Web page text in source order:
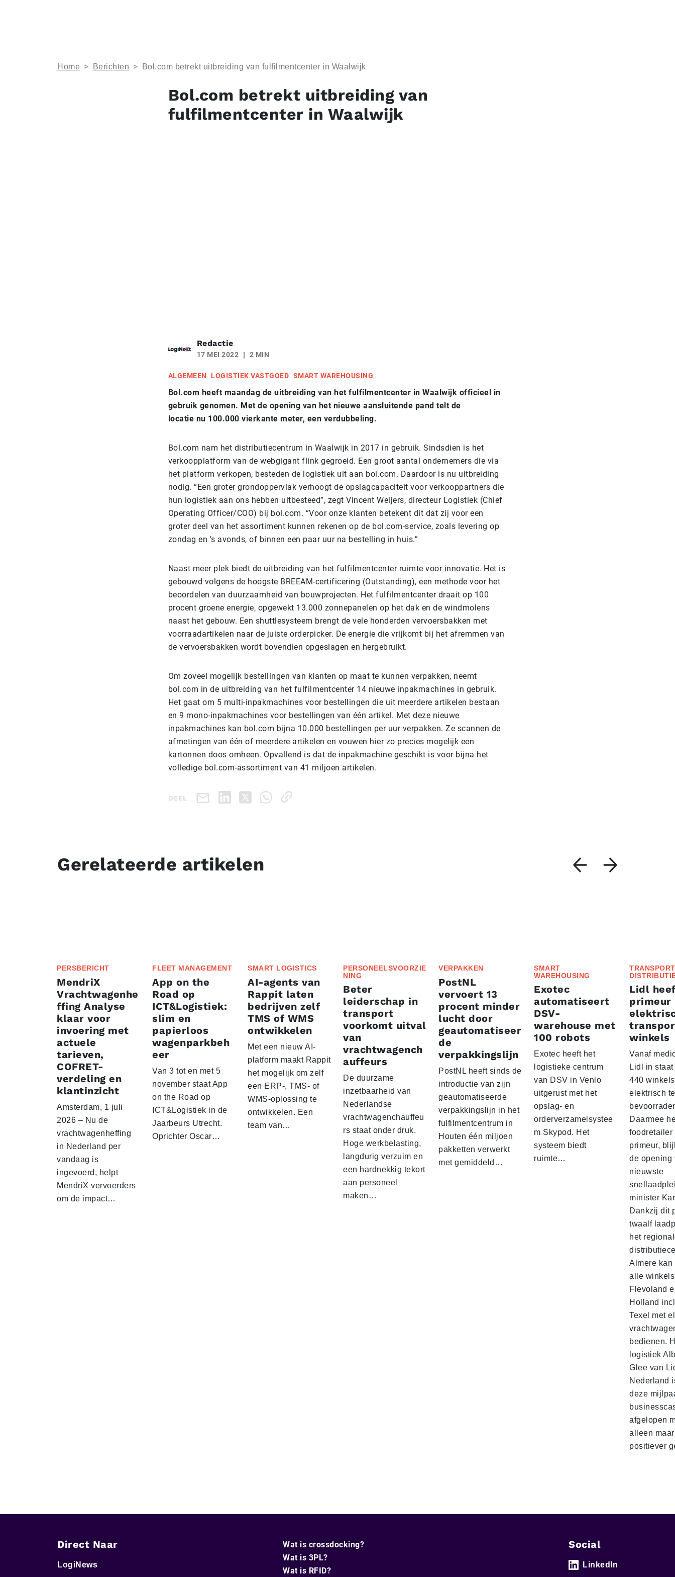
Home > Berichten > Bol.com betrekt uitbreiding van fulfilmentcenter in Waalwijk
Bol.com betrekt uitbreiding van
fulfilmentcenter in Waalwijk
Redactie
17 MEI 2022 2 MIN
ALGEMEEN LOGISTIEK VASTGOED SMART WAREHOUSING
Bol.com heeft maandag de uitbreiding van het fulfilmentcenter in Waalwijk officieel in
gebruik genomen. Met de opening van het nieuwe aansluitende pand telt de
locatie nu 100.000 vierkante meter, een verdubbeling.
Bol.com nam het distributiecentrum in Waalwijk in 2017 in gebruik. Sindsdien is het
verkoopplatform van de webgigant flink gegroeid. Een groot aantal ondernemers die via
het platform verkopen, besteden de logistiek uit aan bol.com. Daardoor is nu uitbreiding
nodig. “Een groter grondoppervlak verhoogt de opslagcapaciteit voor verkooppartners die
hun logistiek aan ons hebben uitbesteed”, zegt Vincent Weijers, directeur Logistiek (Chief
Operating Officer/COO) bij bol.com. “Voor onze klanten betekent dit dat zij voor een
groter deel van het assortiment kunnen rekenen op de bol.com-service, zoals levering op
zondag en ’s avonds, of binnen een paar uur na bestelling in huis.”
Naast meer plek biedt de uitbreiding van het fulfilmentcenter ruimte voor innovatie. Het is
gebouwd volgens de hoogste BREEAM-certificering (Outstanding), een methode voor het
beoordelen van duurzaamheid van bouwprojecten. Het fulfilmentcenter draait op 100
procent groene energie, opgewekt 13.000 zonnepanelen op het dak en de windmolens
naast het gebouw. Een shuttlesysteem brengt de vele honderden vervoersbakken met
voorraadartikelen naar de juiste orderpicker. De energie die vrijkomt bij het afremmen van
de vervoersbakken wordt bovendien opgeslagen en hergebruikt.
Om zoveel mogelijk bestellingen van klanten op maat te kunnen verpakken, neemt
bol.com in de uitbreiding van het fulfilmentcenter 14 nieuwe inpakmachines in gebruik.
Het gaat om 5 multi-inpakmachines voor bestellingen die uit meerdere artikelen bestaan
en 9 mono-inpakmachines voor bestellingen van één artikel. Met deze nieuwe
inpakmachines kan bol.com bijna 10.000 bestellingen per uur verpakken. Ze scannen de
afmetingen van één of meerdere artikelen en vouwen hier zo precies mogelijk een
kartonnen doos omheen. Opvallend is dat de inpakmachine geschikt is voor bijna het
volledige bol.com-assortiment van 41 miljoen artikelen.
DEEL
Gerelateerde artikelen
PERSBERICHT
MendriX
Vrachtwagenhe
ffing Analyse
klaar voor
invoering met
actuele
tarieven,
COFRET-
verdeling en
klantinzicht
Amsterdam, 1 juli
2026 – Nu de
vrachtwagenheffing
in Nederland per
vandaag is
ingevoerd, helpt
MendriX vervoerders
om de impact…
FLEET MANAGEMENT
App on the
Road op
ICT&Logistiek:
slim en
papierloos
wagenparkbeh
eer
Van 3 tot en met 5
november staat App
on the Road op
ICT&Logistiek in de
Jaarbeurs Utrecht.
Oprichter Oscar…
SMART LOGISTICS
AI-agents van
Rappit laten
bedrijven zelf
TMS of WMS
ontwikkelen
Met een nieuw AI-
platform maakt Rappit
het mogelijk om zelf
een ERP-, TMS- of
WMS-oplossing te
ontwikkelen. Een
team van…
PERSONEELSVOORZIE
NING
Beter
leiderschap in
transport
voorkomt uitval
van
vrachtwagench
auffeurs
De duurzame
inzetbaarheid van
Nederlandse
vrachtwagenchauffeu
rs staat onder druk.
Hoge werkbelasting,
langdurig verzuim en
een hardnekkig tekort
aan personeel
maken…
VERPAKKEN
PostNL
vervoert 13
procent minder
lucht door
geautomatiseer
de
verpakkingslijn
PostNL heeft sinds de
introductie van zijn
geautomatiseerde
verpakkingslijn in het
fulfilmentcentrum in
Houten één miljoen
pakketten verwerkt
met gemiddeld…
SMART
WAREHOUSING
Exotec
automatiseert
DSV-
warehouse met
100 robots
Exotec heeft het
logistieke centrum
van DSV in Venlo
uitgerust met het
opslag- en
orderverzamelsystee
m Skypod. Het
systeem biedt
ruimte…
Lidl
primeur
winkels
Vanaf
Lidl in
440 winkels
elektrisch te
Daarmee
foodretailer
primeur,
de opening
nieuwste
minister
Dankzij dit
twaalf
het
Almere
alle
Flevoland
Holland
Texel met
bedienen.
logistiek
Glee van
Nederland
deze
afgelopen
alleen maar
positiever
Direct Naar
LogiNews
Wat is crossdocking?
Wat is 3PL?
Wat is RFID?
Social
LinkedIn